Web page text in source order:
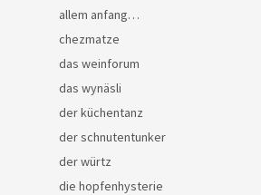
allem anfang…
chezmatze
das weinforum
das wynäsli
der küchentanz
der schnutentunker
der würtz
die hopfenhysterie